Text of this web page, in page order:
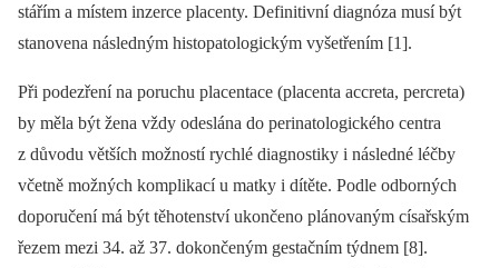
stářím a místem inzerce placenty. Definitivní diagnóza musí být
stanovena následným histopatologickým vyšetřením [1].
Při podezření na poruchu placentace (placenta accreta, percreta)
by měla být žena vždy odeslána do perinatologického centra
z důvodu větších možností rychlé diagnostiky i následné léčby
včetně možných komplikací u matky i dítěte. Podle odborných
doporučení má být těhotenství ukončeno plánovaným císařským
řezem mezi 34. až 37. dokončeným gestačním týdnem [8].